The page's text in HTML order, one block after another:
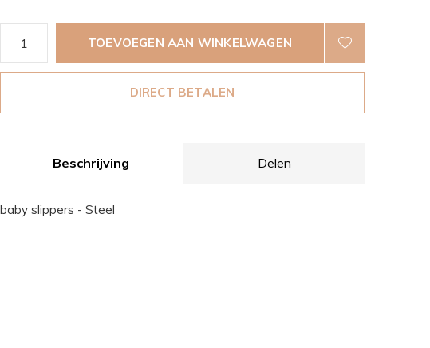
TOEVOEGEN AAN WINKELWAGEN
DIRECT BETALEN
Beschrijving Delen
baby slippers - Steel